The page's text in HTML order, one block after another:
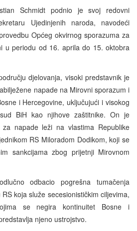
Schmidt podnio je svoj redovni
Ujedinjenih naroda, navodeći
Općeg okvirnog sporazuma za
u periodu od 16. aprila do 15. oktobra
djelovanja, visoki predstavnik je
napade na Mirovni sporazum i
i Hercegovine, uključujući i visokog
BiH kao njihove zaštitnike. On je
napade leži na vlastima Republike
RS Miloradom Dodikom, koji se
sankcijama zbog prijetnji Mirovnom
odbacio pogrešna tumačenja
koja služe secesionističkim ciljevima,
se negira kontinuitet Bosne i
njeno ustrojstvo.